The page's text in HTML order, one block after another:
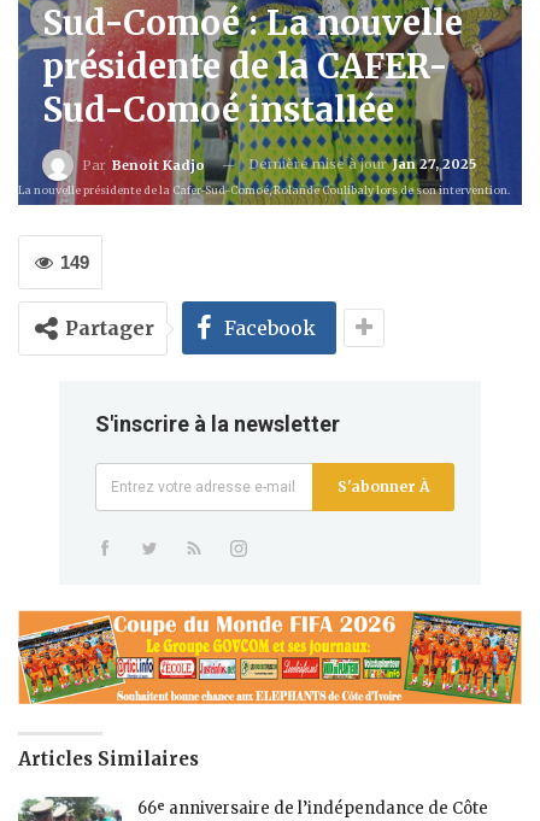
Sud-Comoé : La nouvelle
présidente de la CAFER-
Sud-Comoé installée
Par Benoit Kadjo Dernière mise à jourJan 27, 2025
La nouvelle présidente de la Cafer-Sud-Comoé, Rolande Coulibaly lors de son intervention.
149
Partager Facebook
S'inscrire à la newsletter
S'abonner À
Articles Similaires
66ᵉ anniversaire de l’indépendance de Côte